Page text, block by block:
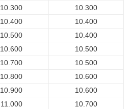
10.300
10.300
10.400
10.400
10.500
10.400
10.600
10.500
10.700
10.500
10.800
10.600
10.900
10.600
11.000
10.700